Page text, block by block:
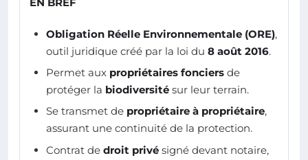
Obligation Réelle Environnementale (ORE),
outil juridique créé par la loi du 8 août 2016.
Permet aux propriétaires fonciers de
protéger la biodiversité sur leur terrain.
Se transmet de propriétaire à propriétaire,
assurant une continuité de la protection.
Contrat de droit privé signé devant notaire,